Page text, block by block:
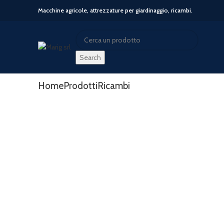
Macchine agricole, attrezzature per giardinaggio, ricambi.
Search
HomeProdottiRicambi
Start typing to see posts you are looking for.